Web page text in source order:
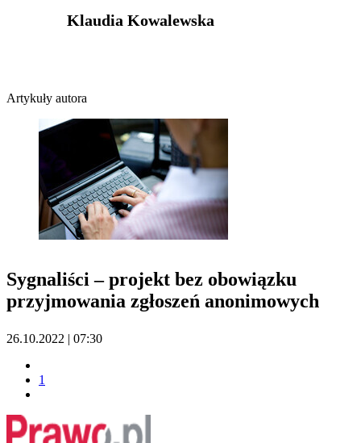
Klaudia Kowalewska
Artykuły autora
Sygnaliści – projekt bez obowiązku
przyjmowania zgłoszeń anonimowych
26.10.2022 | 07:30
1